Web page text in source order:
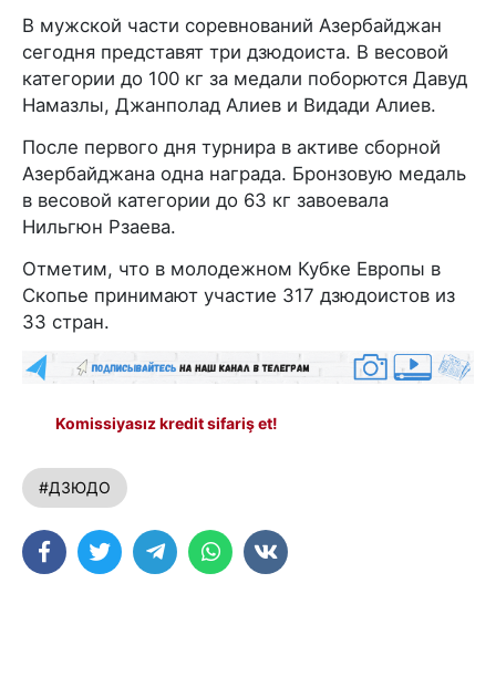
В мужской части соревнований Азербайджан
сегодня представят три дзюдоиста. В весовой
категории до 100 кг за медали поборются Давуд
Намазлы, Джанполад Алиев и Видади Алиев.
После первого дня турнира в активе сборной
Азербайджана одна награда. Бронзовую медаль
в весовой категории до 63 кг завоевала
Нильгюн Рзаева.
Отметим, что в молодежном Кубке Европы в
Скопье принимают участие 317 дзюдоистов из
33 стран.
Komissiyasız kredit sifariş et!
#ДЗЮДО